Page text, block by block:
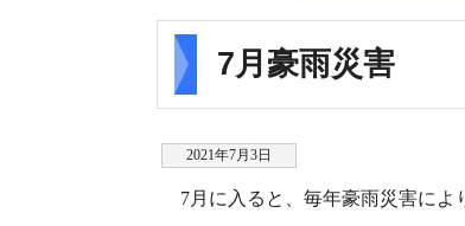
7月豪雨災害
2021年7月3日
7月に入ると、毎年豪雨災害によ